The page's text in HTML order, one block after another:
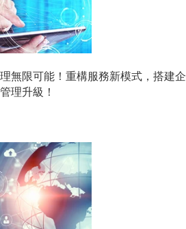
無限可能！重構服務新模式，搭建企
理升級！